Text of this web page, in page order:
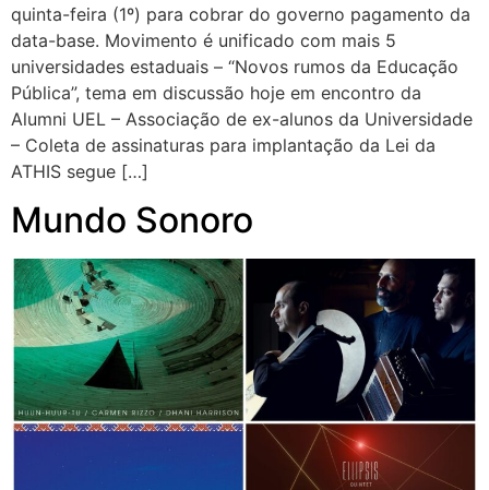
quinta-feira (1º) para cobrar do governo pagamento da
data-base. Movimento é unificado com mais 5
universidades estaduais – “Novos rumos da Educação
Pública”, tema em discussão hoje em encontro da
Alumni UEL – Associação de ex-alunos da Universidade
– Coleta de assinaturas para implantação da Lei da
ATHIS segue […]
Mundo Sonoro